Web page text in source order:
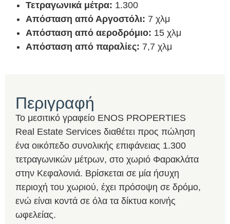
Τετραγωνικά μέτρα: 1.300
Απόσταση από Αργοστόλι: 7 χλμ
Απόσταση από αεροδρόμιο: 15 χλμ
Απόσταση από παραλίες: 7,7 χλμ
Περιγραφή
Το μεσιτικό γραφείο ENOS PROPERTIES
Real Estate Services διαθέτει προς πώληση
ένα οικόπεδο συνολικής επιφάνειας 1.300
τετραγωνικών μέτρων, στο χωριό Φαρακλάτα
στην Κεφαλονιά. Βρίσκεται σε μία ήσυχη
περιοχή του χωριού, έχει πρόσοψη σε δρόμο,
ενώ είναι κοντά σε όλα τα δίκτυα κοινής
ωφελείας.